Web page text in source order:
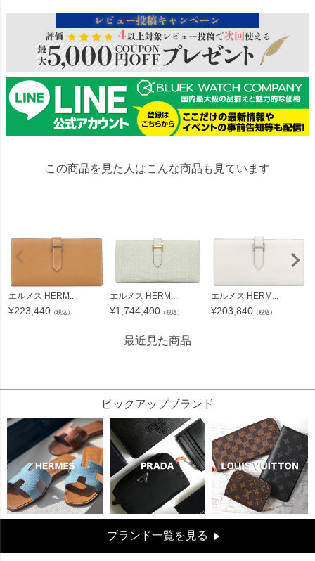
この商品を見た人はこんな商品も見ています
エルメス HERM...
¥223,440 （税込）
エルメス HERM...
¥1,744,400 （税込）
エルメス HERM...
¥203,840 （税込）
最近見た商品
ピックアップブランド
ブランド一覧を見る